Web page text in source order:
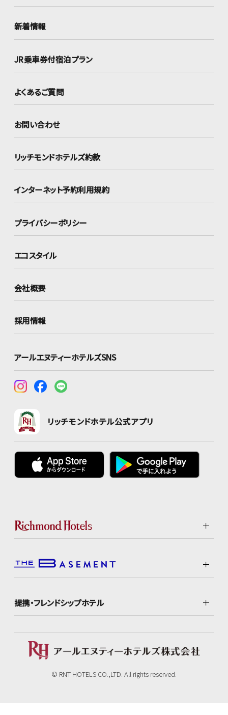
新着情報
JR乗車券付宿泊プラン
よくあるご質問
お問い合わせ
リッチモンドホテルズ約款
インターネット予約利用規約
プライバシーポリシー
エコスタイル
会社概要
採用情報
アールエヌティーホテルズSNS
リッチモンドホテル公式アプリ
提携・フレンドシップホテル
© RNT HOTELS CO.,LTD. All rights reserved.